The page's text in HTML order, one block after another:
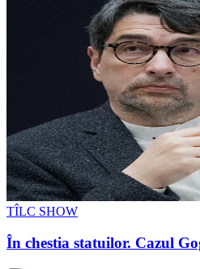
TÎLC SHOW
În chestia statuilor. Cazul